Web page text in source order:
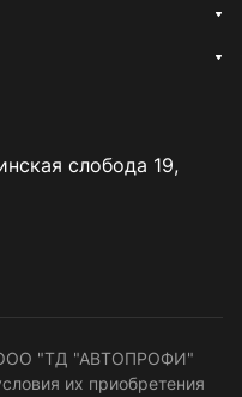
слобода 19,
ООО "ТД "АВТОПРОФИ"
их приобретения